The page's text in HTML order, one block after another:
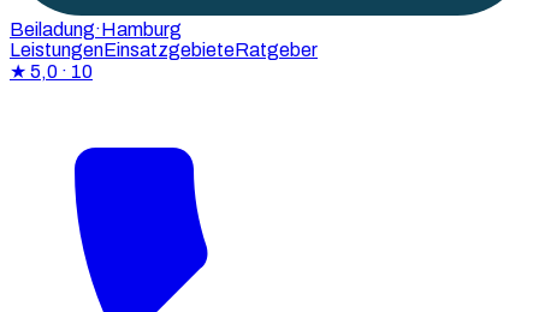
Beiladung·Hamburg
LeistungenEinsatzgebieteRatgeber
★ 5,0 · 10